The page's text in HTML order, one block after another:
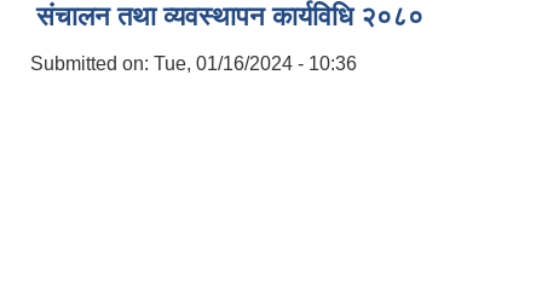
संचालन तथा व्यवस्थापन कार्यविधि २०८०
Submitted on: Tue, 01/16/2024 - 10:36